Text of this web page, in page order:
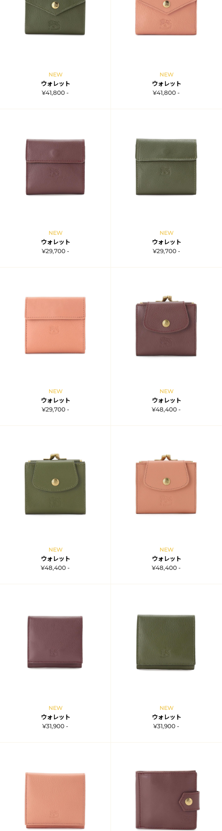
NEW
ウォレット
¥41,800 -
NEW
ウォレット
¥41,800 -
NEW
ウォレット
¥29,700 -
NEW
ウォレット
¥29,700 -
NEW
ウォレット
¥29,700 -
NEW
ウォレット
¥48,400 -
NEW
ウォレット
¥48,400 -
NEW
ウォレット
¥48,400 -
NEW
ウォレット
¥31,900 -
NEW
ウォレット
¥31,900 -